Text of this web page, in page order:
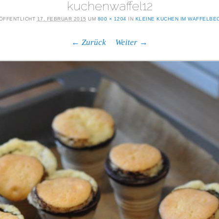
kuchenwaffel12
17. FEBRUAR 2015 UM 800 × 1204 IN KLEINE KUCHEN IM
← Zurück Weiter →